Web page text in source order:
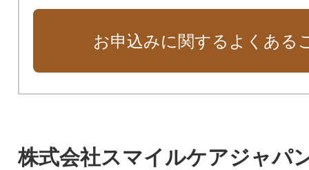
お申込みに関するよくある
株式会社スマイルケアジャパ